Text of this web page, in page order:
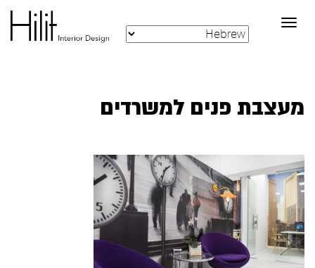
Toggle
navigation
מעצבת פנים למשרדים